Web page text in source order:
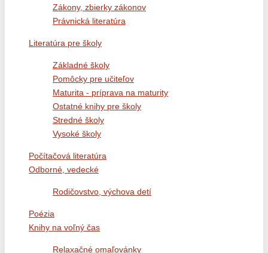
Zákony, zbierky zákonov
Právnická literatúra
Literatúra pre školy
Základné školy
Pomôcky pre učiteľov
Maturita - príprava na maturity
Ostatné knihy pre školy
Stredné školy
Vysoké školy
Počítačová literatúra
Odborné, vedecké
Rodičovstvo, výchova detí
Poézia
Knihy na voľný čas
Relaxačné omaľovánky